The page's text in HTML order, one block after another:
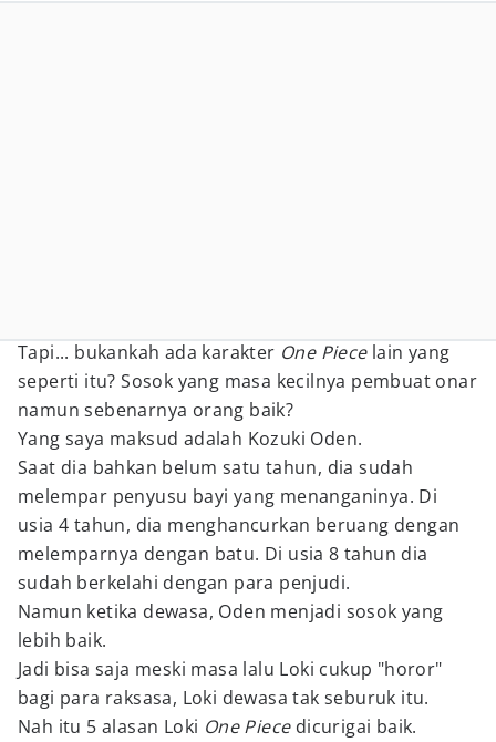
Tapi... bukankah ada karakter One Piecelain yang
seperti itu? Sosok yang masa kecilnya pembuat onar
namun sebenarnya orang baik?
Yang saya maksud adalah Kozuki Oden.
Saat dia bahkan belum satu tahun, dia sudah
melempar penyusu bayi yang menanganinya. Di
usia 4 tahun, dia menghancurkan beruang dengan
melemparnya dengan batu. Di usia 8 tahun dia
sudah berkelahi dengan para penjudi.
Namun ketika dewasa, Oden menjadi sosok yang
lebih baik.
Jadi bisa saja meski masa lalu Loki cukup "horor"
bagi para raksasa, Loki dewasa tak seburuk itu.
Nah itu 5 alasan Loki One Piece dicurigai baik.